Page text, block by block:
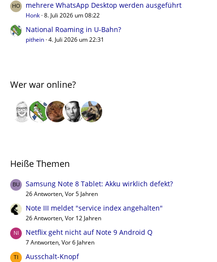
mehrere WhatsApp Desktop werden ausgeführt
Honk 8. Juli 2026 um 08:22
National Roaming in U-Bahn?
pithein 4. Juli 2026 um 22:31
Wer war online?
Heiße Themen
Samsung Note 8 Tablet: Akku wirklich defekt?
26 Antworten, Vor 5 Jahren
Note III meldet "service index angehalten"
26 Antworten, Vor 12 Jahren
Netflix geht nicht auf Note 9 Android Q
7 Antworten, Vor 6 Jahren
Ausschalt-Knopf